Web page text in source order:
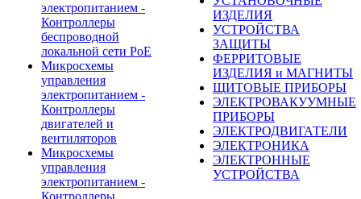
электропитанием -
Контроллеры
беспроводной
локальной сети PoE
Микросхемы
управления
электропитанием -
Контроллеры
двигателей и
вентиляторов
Микросхемы
управления
электропитанием -
Контроллеры
ИЗДЕЛИЯ
УСТРОЙСТВА
ЗАЩИТЫ
ФЕРРИТОВЫЕ
ИЗДЕЛИЯ и МАГНИТЫ
ЩИТОВЫЕ ПРИБОРЫ
ЭЛЕКТРОВАКУУМНЫЕ
ПРИБОРЫ
ЭЛЕКТРОДВИГАТЕЛИ
ЭЛЕКТРОНИКА
ЭЛЕКТРОННЫЕ
УСТРОЙСТВА